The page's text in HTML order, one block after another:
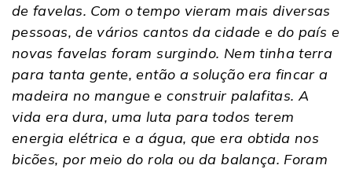
de favelas. Com o tempo vieram mais diversas
pessoas, de vários cantos da cidade e do país e
novas favelas foram surgindo. Nem tinha terra
para tanta gente, então a solução era fincar a
madeira no mangue e construir palafitas. A
vida era dura, uma luta para todos terem
energia elétrica e a água, que era obtida nos
bicões, por meio do rola ou da balança. Foram